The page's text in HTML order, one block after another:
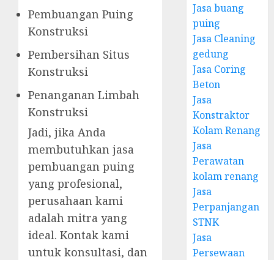
Pembuangan Puing
Konstruksi
Pembersihan Situs
Konstruksi
Penanganan Limbah
Konstruksi
Jadi, jika Anda
membutuhkan jasa
pembuangan puing
yang profesional,
perusahaan kami
adalah mitra yang
ideal. Kontak kami
untuk konsultasi, dan
Jasa buang
puing
Jasa Cleaning
gedung
Jasa Coring
Beton
Jasa
Konstraktor
Kolam Renang
Jasa
Perawatan
kolam renang
Jasa
Perpanjangan
STNK
Jasa
Persewaan